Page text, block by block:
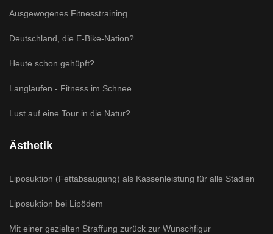
Ausgewogenes Fitnesstraining
Deutschland, die E-Bike-Nation?
Heute schon gehüpft?
Langlaufen - Fitness im Schnee
Lust auf eine Tour in die Natur?
Ästhetik
Liposuktion (Fettabsaugung) als Kassenleistung für alle Stadien
Liposuktion bei Lipödem
Mit einer gezielten Straffung zurück zur Wunschfigur